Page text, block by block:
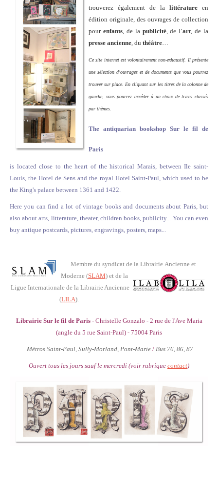
trouverez également de la littérature en
édition originale, des ouvrages de collection
pour enfants, de la publicité, de l’art , de la
presse ancienne , du théâtre
Ce site internet est volontairement non-exhaustif. Il présente
une sélection d’ouvrages et de documents que vous pourrez
trouver sur place. En cliquant sur les titres de la colonne de
gauche, vous pourrez accéder à un choix de livres classés
par thèmes.
The antiquarian bookshop Sur le fil de
Paris
is located close to the heart of the historical Marais, between Ile saint-
Louis, the Hotel de Sens and the royal Hotel Saint-Paul, which used to be
the King's palace between 1361 and 1422.
Here you can find a lot of vintage books and documents about Paris, but
also about arts, litterature, theater, children books, publicity... You can even
buy antique postcards, pictures, engravings, posters, maps...
Membre du syndicat de la Librairie Ancienne et
Moderne (SLAM) et de la
Ligue Internationale de la Librairie Ancienne
(LILA).
Librairie Sur le fil de Paris- Christelle Gonzalo - 2 rue de l'Ave Maria
(angle du 5 rue Saint-Paul) - 75004 Paris
Métros Saint-Paul, Sully-Morland, Pont-Marie / Bus 76, 86, 87
Ouvert tous les jours sauf le mercredi (voir rubrique contact)